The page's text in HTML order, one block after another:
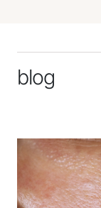
blog